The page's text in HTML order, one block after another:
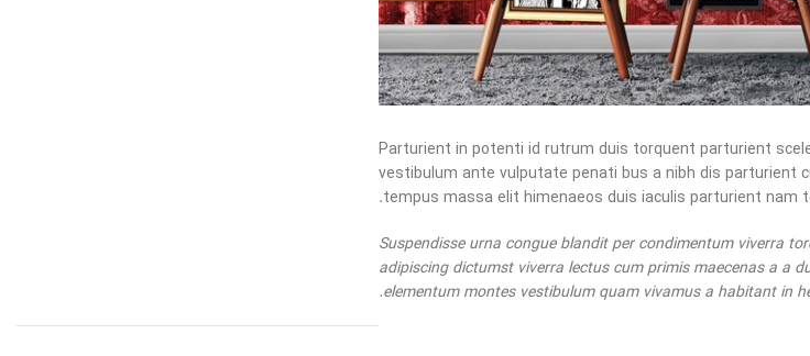
Parturient in potenti id rutrum duis torquent parturient
vestibulum ante vulputate penati bus a nibh dis parturient
tempus massa elit himenaeos duis iaculis parturient nam
Suspendisse urna congue blandit per condimentum viverra
adipiscing dictumst viverra lectus cum primis maecenas a a
elementum montes vestibulum quam vivamus a habitant in